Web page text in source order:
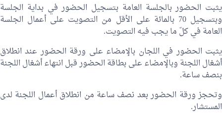
يثبت الحضور بالجلسة العامة بتسجيل الحضور في بداية الجلسة
وبتسجيل 70 بالمائة على الأقل من التصويت على أعمال الجلسة
العامة في كلّ ما يجب فيه التصويت.
يثبت الحضور في اللجان بالإمضاء على ورقة الحضور عند انطلاق
أشغال اللجنة وبالإمضاء على بطاقة الحضور قبل انتهاء أشغال اللجنة
بنصف ساعة.
وتحجز ورقة الحضور بعد نصف ساعة من انطلاق أعمال اللجنة لدى
المستشار.